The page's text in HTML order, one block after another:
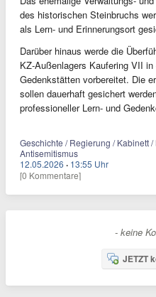
des historischen Steinbruchs
als Lern- und Erinnerungsort
Darüber hinaus werde die
KZ-Außenlagers Kaufering VII
Gedenkstätten vorbereitet. Die
sollen dauerhaft gesichert
professioneller Lern- und
Geschichte / Regierung / Kabinett
Antisemitismus
12.05.2026 · 13:55 Uhr
[0 Kommentare]
- keine
JETZT